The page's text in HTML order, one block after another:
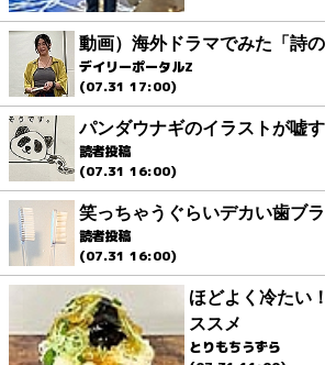
動画）海外ドラマでみた「詩
デイリーポータルZ
(07.31 17:00)
パンダウナギのイラストが嘘
読者投稿
(07.31 16:00)
笑っちゃうぐらいデカい歯ブ
読者投稿
(07.31 16:00)
ほどよく冷たい
ススメ
とりもちうずら